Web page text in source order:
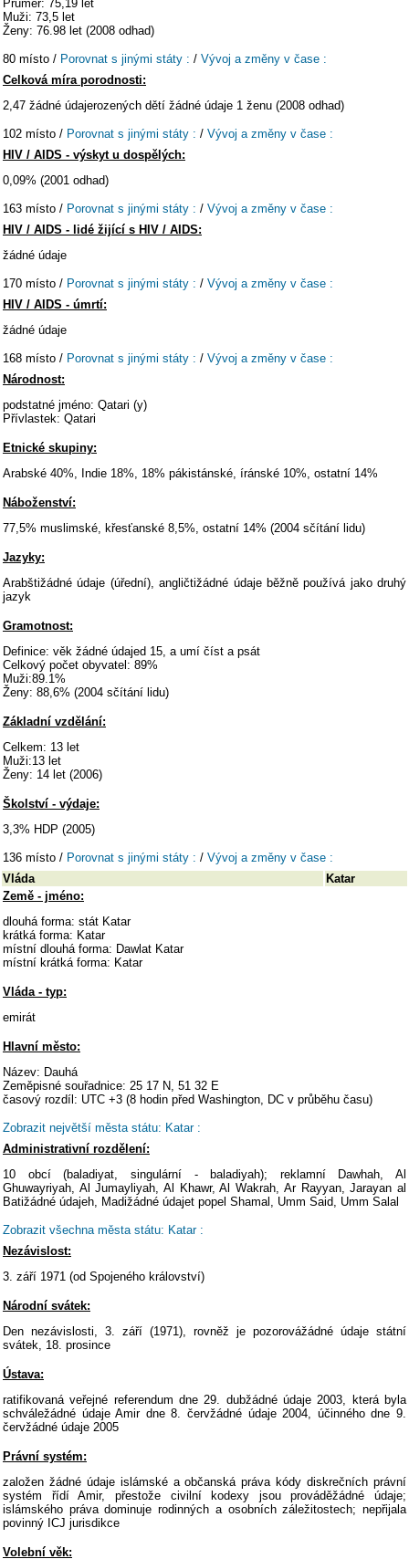
Průměr: 75,19 let
Muži: 73,5 let
Ženy: 76.98 let (2008 odhad)
80 místo / Porovnat s jinými státy : / Vývoj a změny v čase :
Celková míra porodnosti:
2,47 žádné údajerozených dětí žádné údaje 1 ženu (2008 odhad)
102 místo / Porovnat s jinými státy : / Vývoj a změny v čase :
HIV / AIDS - výskyt u dospělých:
0,09% (2001 odhad)
163 místo / Porovnat s jinými státy : / Vývoj a změny v čase :
HIV / AIDS - lidé žijící s HIV / AIDS:
žádné údaje
170 místo / Porovnat s jinými státy : / Vývoj a změny v čase :
HIV / AIDS - úmrtí:
žádné údaje
168 místo / Porovnat s jinými státy : / Vývoj a změny v čase :
Národnost:
podstatné jméno: Qatari (y)
Přívlastek: Qatari
Etnické skupiny:
Arabské 40%, Indie 18%, 18% pákistánské, íránské 10%, ostatní 14%
Náboženství:
77,5% muslimské, křesťanské 8,5%, ostatní 14% (2004 sčítání lidu)
Jazyky:
Arabštižádné údaje (úřední), angličtižádné údaje běžně používá jako druhý
jazyk
Gramotnost:
Definice: věk žádné údajed 15, a umí číst a psát
Celkový počet obyvatel: 89%
Muži:89.1%
Ženy: 88,6% (2004 sčítání lidu)
Základní vzdělání:
Celkem: 13 let
Muži:13 let
Ženy: 14 let (2006)
Školství - výdaje:
3,3% HDP (2005)
136 místo / Porovnat s jinými státy : / Vývoj a změny v čase :
Vláda
Katar
Země - jméno:
dlouhá forma: stát Katar
krátká forma: Katar
místní dlouhá forma: Dawlat Katar
místní krátká forma: Katar
Vláda - typ:
emirát
Hlavní město:
Název: Dauhá
Zeměpisné souřadnice: 25 17 N, 51 32 E
časový rozdíl: UTC +3 (8 hodin před Washington, DC v průběhu času)
Zobrazit největší města státu: Katar :
Administrativní rozdělení:
10 obcí (baladiyat, singulární - baladiyah); reklamní Dawhah, Al
Ghuwayriyah, Al Jumayliyah, Al Khawr, Al Wakrah, Ar Rayyan, Jarayan al
Batižádné údajeh, Madižádné údajet popel Shamal, Umm Said, Umm Salal
Zobrazit všechna města státu: Katar :
Nezávislost:
3. září 1971 (od Spojeného království)
Národní svátek:
Den nezávislosti, 3. září (1971), rovněž je pozorovážádné údaje státní
svátek, 18. prosince
Ústava:
ratifikovaná veřejné referendum dne 29. dubžádné údaje 2003, která byla
schváležádné údaje Amir dne 8. červžádné údaje 2004, účinného dne 9.
červžádné údaje 2005
Právní systém:
založen žádné údaje islámské a občanská práva kódy diskrečních právní
systém řídí Amir, přestože civilní kodexy jsou prováděžádné údaje;
islámského práva dominuje rodinných a osobních záležitostech; nepřijala
povinný ICJ jurisdikce
Volební věk: